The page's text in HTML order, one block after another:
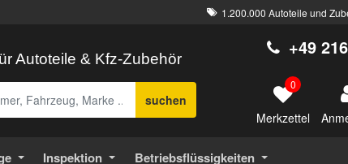
1.200.000 Autoteile und
Autoteile & Kfz-Zubehör
suchen
+49
0
Merkzettel
Inspektion Betriebsflüssigkeiten